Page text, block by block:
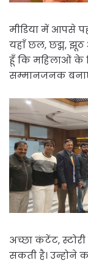
मीडिया में आपसे
यहाँ छल, छद्म,
हूँ कि महिलाओं के
सम्मानजनक बनाए
अच्छा कंटेंट,
सकती है। उन्होने